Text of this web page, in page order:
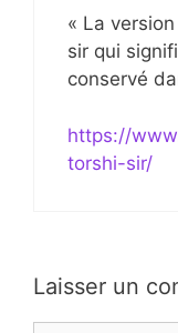
« La
sir qui
conservé
https://
torshi-sir/
Laisser un